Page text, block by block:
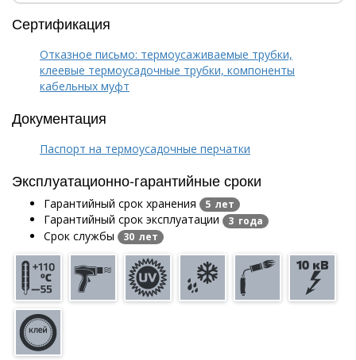
Сертификация
Отказное письмо: термоусаживаемые трубки,
клеевые термоусадочные трубки, компоненты
кабельных муфт
Документация
Паспорт на термоусадочные перчатки
Эксплуатационно-гарантийные сроки
Гарантийный срок хранения 5 лет
Гарантийный срок эксплуатации 3 года
Срок службы 30 лет